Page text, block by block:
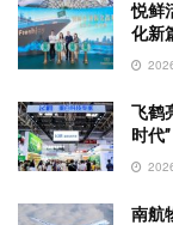
悦鲜
化新
飞
时代”
南航